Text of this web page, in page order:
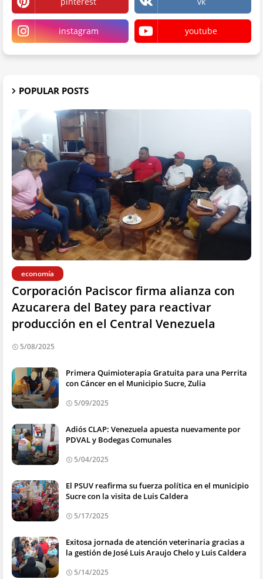
instagram youtube
POPULAR POSTS
economía
Corporación Paciscor firma alianza con
Azucarera del Batey para reactivar
producción en el Central Venezuela
5/08/2025
Primera Quimioterapia Gratuita para una Perrita
con Cáncer en el Municipio Sucre, Zulia
5/09/2025
Adiós CLAP: Venezuela apuesta nuevamente por
PDVAL y Bodegas Comunales
5/04/2025
El PSUV reafirma su fuerza política en el municipio
Sucre con la visita de Luis Caldera
5/17/2025
Exitosa jornada de atención veterinaria gracias a
la gestión de José Luis Araujo Chelo y Luis Caldera
5/14/2025